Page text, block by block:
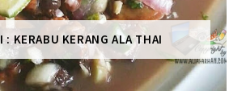
: KERABU KERANG ALA THAI